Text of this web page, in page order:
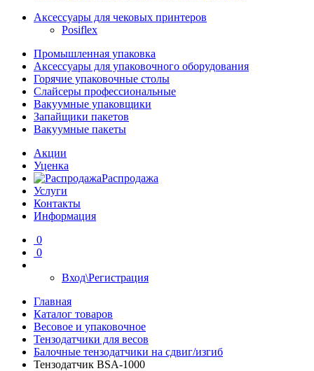
Аксессуары для чековых принтеров
Posiflex
Промышленная упаковка
Аксессуары для упаковочного оборудования
Горячие упаковочные столы
Слайсеры профессиональные
Вакуумные упаковщики
Запайщики пакетов
Вакуумные пакеты
Акции
Уценка
Распродажа
Услуги
Контакты
Информация
0
0
Вход\Регистрация
Главная
Каталог товаров
Весовое и упаковочное
Тензодатчики для весов
Балочные тензодатчики на сдвиг/изгиб
Тензодатчик BSA-1000